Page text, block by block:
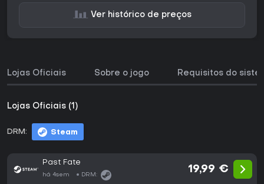
Ver histórico de preços
Lojas Oficiais Sobre o jogo Requisitos do
Lojas Oficiais (1)
DRM: Steam
Past Fate
há 4sem DRM:
19,99 €